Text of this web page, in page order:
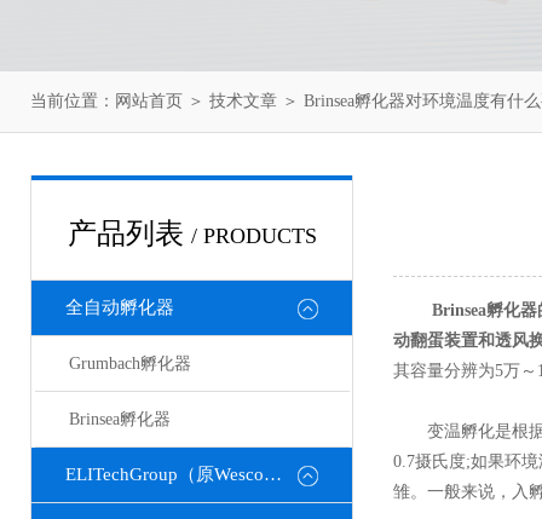
当前位置： 网站首页 ＞ 技术文章 ＞ Brinsea孵化器对环境温度有什
产品列表 / PRODUCTS
全自动孵化器
Grumbach孵化器
Brinsea孵化器
ELITechGroup（原Wescor）
Brinsea孵化
动翻蛋装置和透风
其容量分辨为5万
变温孵化是根据
0.7摄氏度;如果环
雏。一般来说，入